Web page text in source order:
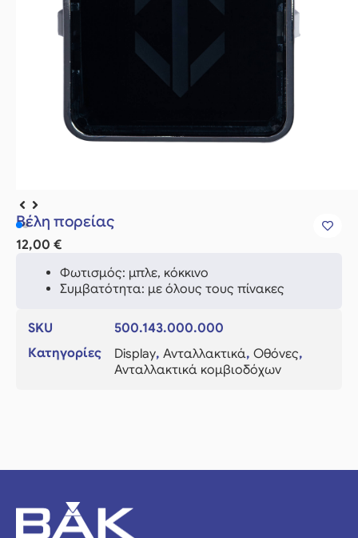
Βέλη πορείας
12,00 €
Φωτισμός: μπλε, κόκκινο
Συμβατότητα: με όλους τους πίνακες
SKU
500.143.000.000
Κατηγορίες
Display, Ανταλλακτικά, Οθόνες,
Ανταλλακτικά κομβιοδόχων